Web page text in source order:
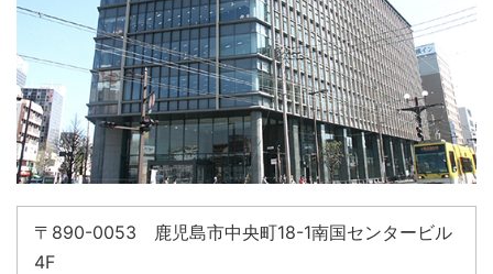
〒890-0053 鹿児島市中央町18-1南国センタービル
4F